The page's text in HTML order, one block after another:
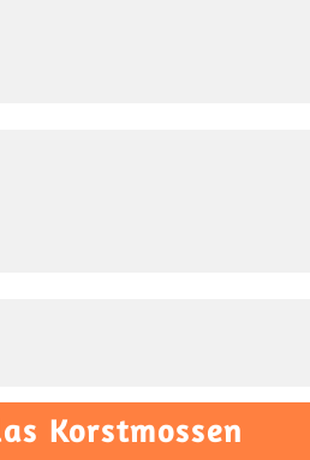
Korstmossen